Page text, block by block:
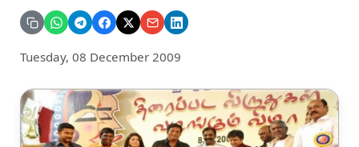
Tuesday, 08 December 2009